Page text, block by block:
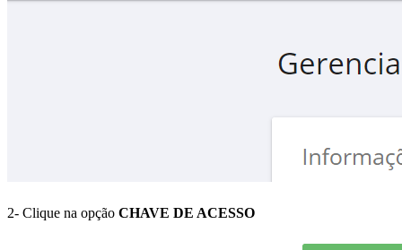
2- Clique na opção CHAVE DE ACESSO